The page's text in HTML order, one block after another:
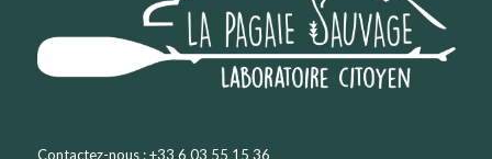
Contactez-nous : +33 6 03 55 15 36